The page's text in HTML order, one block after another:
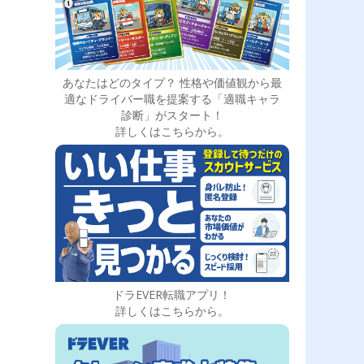
あなたはどのタイプ？ 性格や価値観から最
適なドライバー職を提案する「適職キャラ
診断」がスタート！
詳しくはこちらから。
ドラEVER転職アプリ！
詳しくはこちらから。